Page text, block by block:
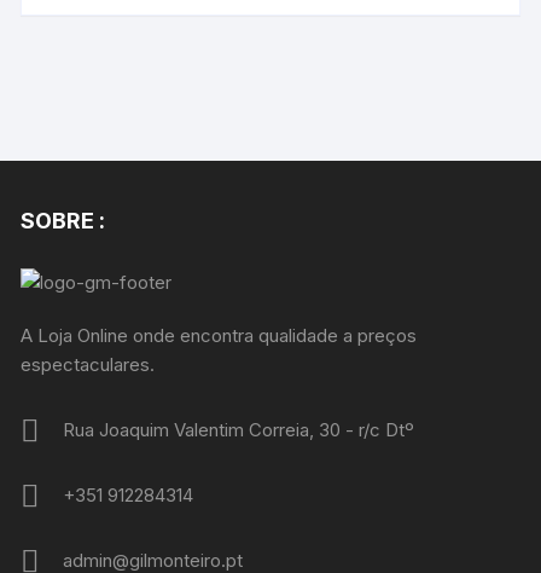
SOBRE :
A Loja Online onde encontra qualidade a preços
espectaculares.
Rua Joaquim Valentim Correia, 30 - r/c Dtº
+351 912284314
admin@gilmonteiro.pt